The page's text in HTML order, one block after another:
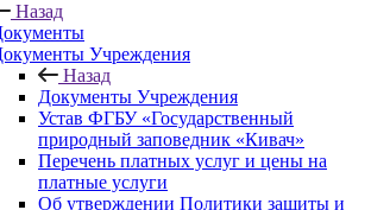
Назад
Учреждения
Назад
Документы Учреждения
Устав ФГБУ «Государственный
природный заповедник «Кивач»
Перечень платных услуг и цены на
платные услуги
Об утверждении Политики защиты и